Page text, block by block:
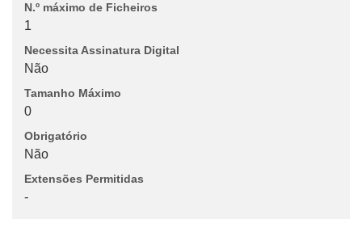
N.º máximo de Ficheiros
1
Necessita Assinatura Digital
Não
Tamanho Máximo
0
Obrigatório
Não
Extensões Permitidas
-